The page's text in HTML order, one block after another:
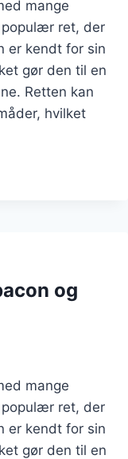
mange
populær ret, der
er kendt for sin
gør den til en
Retten kan
hvilket
og
mange
populær ret, der
er kendt for sin
gør den til en